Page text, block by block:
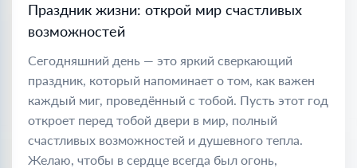
Праздник жизни: открой мир счастливых
возможностей
Сегодняшний день — это яркий сверкающий
праздник, который напоминает о том, как важен
каждый миг, проведённый с тобой. Пусть этот год
откроет перед тобой двери в мир, полный
счастливых возможностей и душевного тепла.
Желаю, чтобы в сердце всегда был огонь,